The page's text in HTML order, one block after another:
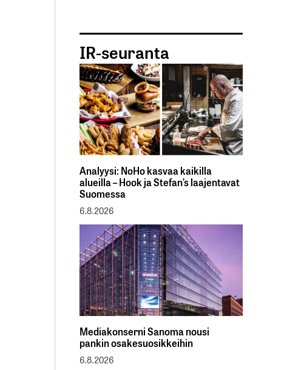
IR-seuranta
Analyysi: NoHo kasvaa kaikilla
alueilla – Hook ja Stefan’s laajentavat
Suomessa
6.8.2026
Mediakonserni Sanoma nousi
pankin osakesuosikkeihin
6.8.2026